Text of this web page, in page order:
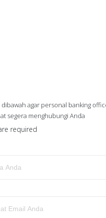
dibawah agar personal banking
segera menghubungi Anda
required